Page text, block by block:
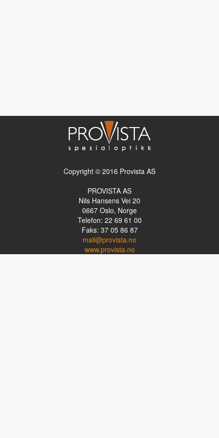
Copyright © 2016 Provista AS
PROVISTA AS
Nils Hansens Vei 20
0667 Oslo, Norge
Telefon: 22 69 61 00
Faks: 37 05 86 87
mail@provista.no
www.provista.no